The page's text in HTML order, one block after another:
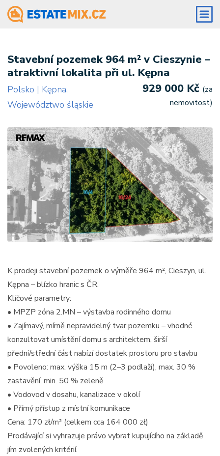
Stavební pozemek 964 m² v Cieszynie –
atraktivní lokalita při ul. Kępna
Polsko | Kępna,
Województwo śląskie
929 000 Kč (za
nemovitost)
K prodeji stavební pozemek o výměře 964 m², Cieszyn, ul.
Kępna – blízko hranic s ČR.
Klíčové parametry:
• MPZP zóna 2.MN – výstavba rodinného domu
• Zajímavý, mírně nepravidelný tvar pozemku – vhodné
konzultovat umístění domu s architektem, širší
přední/střední část nabízí dostatek prostoru pro stavbu
• Povoleno: max. výška 15 m (2–3 podlaží), max. 30 %
zastavění, min. 50 % zeleně
• Vodovod v dosahu, kanalizace v okolí
• Přímý přístup z místní komunikace
Cena: 170 zł/m² (celkem cca 164 000 zł)
Prodávající si vyhrazuje právo vybrat kupujícího na základě
jím zvolených kritérií.